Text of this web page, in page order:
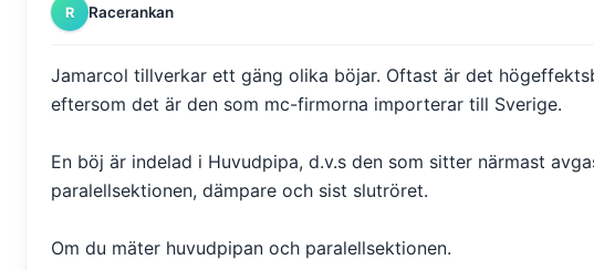
R Racerankan
Jamarcol tillverkar ett gäng olika böjar. Oftast är det
eftersom det är den som mc-firmorna importerar till Sverige.
En böj är indelad i Huvudpipa, d.v.s den som sitter närmast
paralellsektionen, dämpare och sist slutröret.
Om du mäter huvudpipan och paralellsektionen.